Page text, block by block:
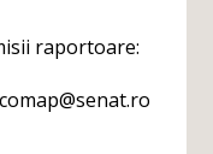
raportoare: